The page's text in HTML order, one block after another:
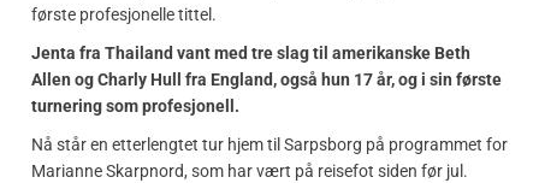
første profesjonelle tittel.
Jenta fra Thailand vant med tre slag til amerikanske Beth
Allen og Charly Hull fra England, også hun 17 år, og i sin første
turnering som profesjonell.
Nå står en etterlengtet tur hjem til Sarpsborg på programmet for
Marianne Skarpnord, som har vært på reisefot siden før jul.